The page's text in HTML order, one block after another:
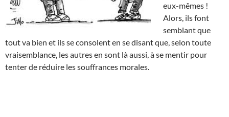
eux-mêmes !
Alors, ils font
semblant que
tout va bien et ils se consolent en se disant que, selon toute
vraisemblance, les autres en sont là aussi, à se mentir pour
tenter de réduire les souffrances morales.